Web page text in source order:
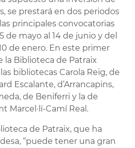
se prestará en dos periodos
principales convocatorias
de mayo al 14 de junio y del
de enero. En este primer
la Biblioteca de Patraix
bibliotecas Carola Reig, de
Escalante, d’Arrancapins,
de Beniferri y la de
Marcel·lí-Camí Real.
de Patraix, que ha
“puede tener una gran